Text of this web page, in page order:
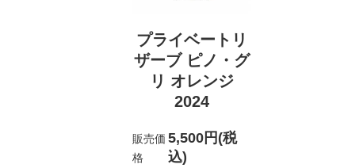
プライベートリ
ザーブ ピノ・グ
リ オレンジ
2024
販売価
格
5,500円(税
込)